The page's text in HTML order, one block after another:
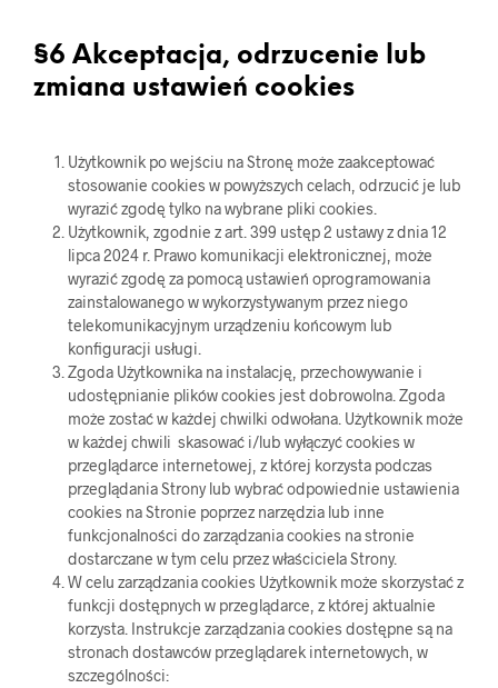
§6 Akceptacja, odrzucenie lub
zmiana ustawień cookies
Użytkownik po wejściu na Stronę może zaakceptować
stosowanie cookies w powyższych celach, odrzucić je lub
wyrazić zgodę tylko na wybrane pliki cookies.
Użytkownik, zgodnie z art. 399 ustęp 2 ustawy z dnia 12
lipca 2024 r. Prawo komunikacji elektronicznej, może
wyrazić zgodę za pomocą ustawień oprogramowania
zainstalowanego w wykorzystywanym przez niego
telekomunikacyjnym urządzeniu końcowym lub
konfiguracji usługi.
Zgoda Użytkownika na instalację, przechowywanie i
udostępnianie plików cookies jest dobrowolna. Zgoda
może zostać w każdej chwilki odwołana. Użytkownik może
w każdej chwili skasować i/lub wyłączyć cookies w
przeglądarce internetowej, z której korzysta podczas
przeglądania Strony lub wybrać odpowiednie ustawienia
cookies na Stronie poprzez narzędzia lub inne
funkcjonalności do zarządzania cookies na stronie
dostarczane w tym celu przez właściciela Strony.
W celu zarządzania cookies Użytkownik może skorzystać z
funkcji dostępnych w przeglądarce, z której aktualnie
korzysta. Instrukcje zarządzania cookies dostępne są na
stronach dostawców przeglądarek internetowych, w
szczególności: